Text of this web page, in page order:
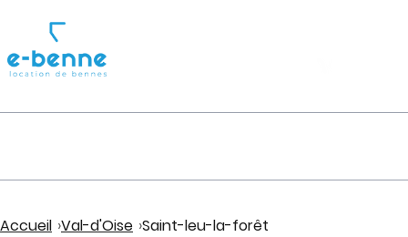
Accueil Val-d'Oise Saint-leu-la-forêt